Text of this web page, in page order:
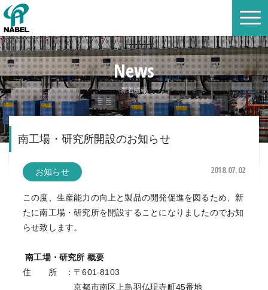
News
新着情報
南工場・研究所開設のお知らせ
お知らせ 2018.07.02
この度、生産能力の向上と製品の開発促進を図るため、新
たに南工場・研究所を開設することになりましたのでお知
らせ致します。
南工場・研究所 概要
住 所 ：〒601-8103
京都市南区上鳥羽仏現寺町45番地